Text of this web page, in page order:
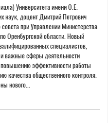
Университета имени О.Е.
наук, доцент Дмитрий Петрович
при Управлении Министерства
Оренбургской области. Новый
специалистов,
важные сферы деятельности
эффективности работы
качества общественного контроля.
нового...